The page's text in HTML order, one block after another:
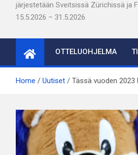
järjestetään Sveitsissä Zürichissä ja
15.5.2026 – 31.5.2026
OTTELUOHJELMA
Home Uutiset Tässä vuoden